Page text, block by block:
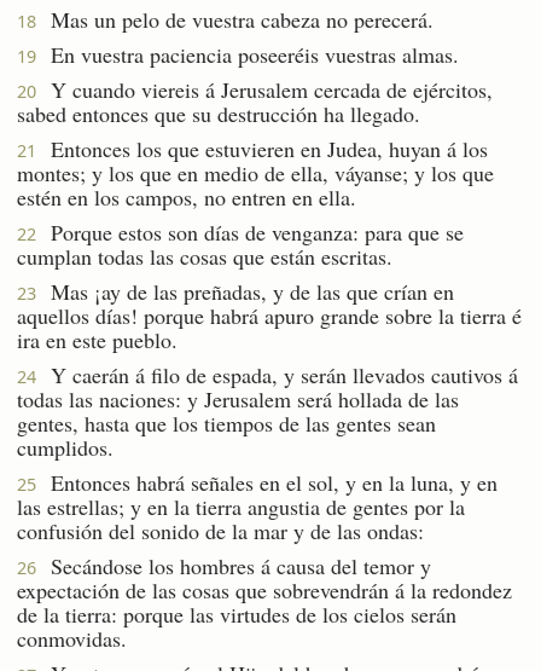
18 Mas un pelo de vuestra cabeza no perecerá.
19 En vuestra paciencia poseeréis vuestras almas.
20
Y cuando viereis á Jerusalem cercada de ejércitos,
sabed entonces que su destrucción ha llegado.
21
Entonces los que estuvieren en Judea, huyan á los
montes; y los que en medio de ella, váyanse; y los que
estén en los campos, no entren en ella.
22
Porque estos son días de venganza: para que se
cumplan todas las cosas que están escritas.
23
Mas ¡ay de las preñadas, y de las que crían en
aquellos días! porque habrá apuro grande sobre la tierra é
ira en este pueblo.
24
Y caerán á filo de espada, y serán llevados cautivos á
todas las naciones: y Jerusalem será hollada de las
gentes, hasta que los tiempos de las gentes sean
cumplidos.
25
Entonces habrá señales en el sol, y en la luna, y en
las estrellas; y en la tierra angustia de gentes por la
confusión del sonido de la mar y de las ondas:
26
Secándose los hombres á causa del temor y
expectación de las cosas que sobrevendrán á la redondez
de la tierra: porque las virtudes de los cielos serán
conmovidas.